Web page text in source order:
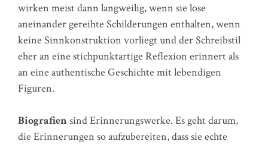
wirken meist dann langweilig, wenn sie lose
aneinander gereihte Schilderungen enthalten, wenn
keine Sinnkonstruktion vorliegt und der Schreibstil
eher an eine stichpunktartige Reflexion erinnert als
an eine authentische Geschichte mit lebendigen
Figuren.
Biografiensind Erinnerungswerke. Es geht darum,
die Erinnerungen so aufzubereiten, dass sie echte